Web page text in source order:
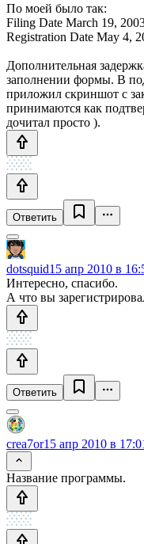
По моей было так:
Filing Date March 19,
Registration Date May 4,
Дополнительная
заполнении формы. В
приложил скриншот с
принимаются как
дочитал просто ).
Ответить
dotsquid15 апр 2010 в
Интересно, спасибо.
А что вы
Ответить
crea7or15 апр 2010 в
Название программы.